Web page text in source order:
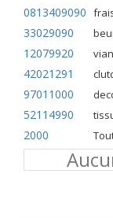
0813409090
33029090
12079920
42021291
97011000
52114990
2000